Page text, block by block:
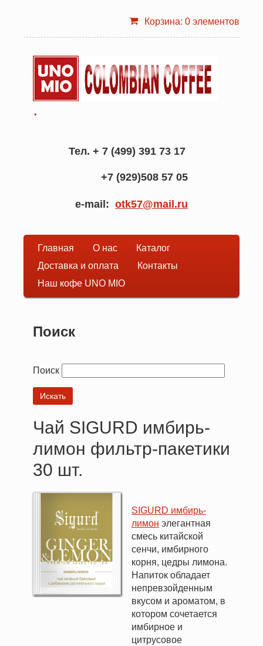
Корзина: 0 элементов
.
Тел. + 7 (499) 391 73 17
+7 (929)508 57 05
e-mail: otk57@mail.ru
Основная
навигация
Главная О нас
Каталог
Доставка и оплата
Контакты
Наш кофе UNO MIO
Поиск
Поиск
Чай SIGURD имбирь-
лимон фильтр-пакетики
30 шт.
SIGURD имбирь-
лимон элегантная
смесь китайской
сенчи, имбирного
корня, цедры лимона.
Напиток обладает
непревзойденным
вкусом и ароматом, в
котором сочетается
имбирное и
цитрусовое